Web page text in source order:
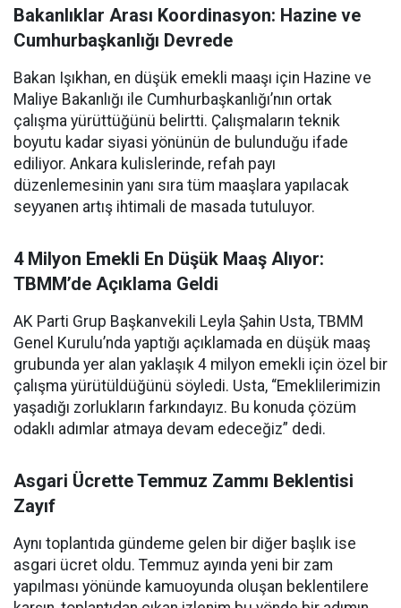
Bakanlıklar Arası Koordinasyon: Hazine ve
Cumhurbaşkanlığı Devrede
Bakan Işıkhan, en düşük emekli maaşı için Hazine ve
Maliye Bakanlığı ile Cumhurbaşkanlığı’nın ortak
çalışma yürüttüğünü belirtti. Çalışmaların teknik
boyutu kadar siyasi yönünün de bulunduğu ifade
ediliyor. Ankara kulislerinde, refah payı
düzenlemesinin yanı sıra tüm maaşlara yapılacak
seyyanen artış ihtimali de masada tutuluyor.
4 Milyon Emekli En Düşük Maaş Alıyor:
TBMM’de Açıklama Geldi
AK Parti Grup Başkanvekili Leyla Şahin Usta, TBMM
Genel Kurulu’nda yaptığı açıklamada en düşük maaş
grubunda yer alan yaklaşık 4 milyon emekli için özel bir
çalışma yürütüldüğünü söyledi. Usta, “Emeklilerimizin
yaşadığı zorlukların farkındayız. Bu konuda çözüm
odaklı adımlar atmaya devam edeceğiz” dedi.
Asgari Ücrette Temmuz Zammı Beklentisi
Zayıf
Aynı toplantıda gündeme gelen bir diğer başlık ise
asgari ücret oldu. Temmuz ayında yeni bir zam
yapılması yönünde kamuoyunda oluşan beklentilere